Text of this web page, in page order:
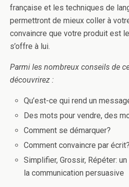
française et les techniques de
permettront de mieux coller à
convaincre que votre produit est
s’offre à lui.
Parmi les nombreux conseils de
découvrirez :
Qu’est-ce qui rend un
Des mots pour vendre, des
Comment se démarquer?
Comment convaincre par écrit?
Simplifier, Grossir, Répéter:
la communication persuasive